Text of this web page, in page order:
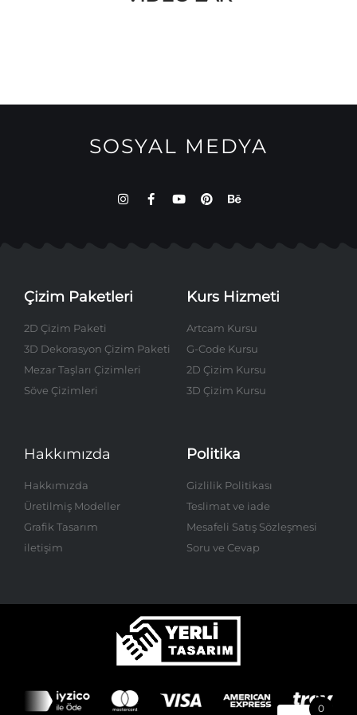
SOSYAL MEDYA
Çizim Paketleri
2D Çizim Paketi
3D Dekorasyon Çizim Paketi
Mezar Taşları Çizimleri
Söve Çizimleri
Kurs Hizmeti
Artcam Kursu
G-Code Kursu
2D Çizim Kursu
3D Çizim Kursu
Hakkımızda
Hakkımızda
Üretilmiş Modeller
Grafik Tasarım
iletişim
Politika
Gizlilik Politikası
Teslimat ve iade
Mesafeli Satış Sözleşmesi
Soru ve Cevap
0